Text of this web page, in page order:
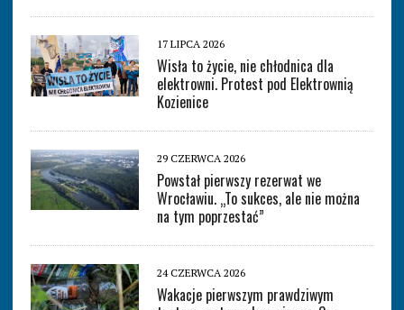
17 LIPCA 2026
Wisła to życie, nie chłodnica dla
elektrowni. Protest pod Elektrownią
Kozienice
29 CZERWCA 2026
Powstał pierwszy rezerwat we
Wrocławiu. „To sukces, ale nie można
na tym poprzestać”
24 CZERWCA 2026
Wakacje pierwszym prawdziwym